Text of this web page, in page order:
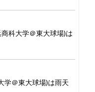
科大学＠東大球場)は
学＠東大球場)は雨天